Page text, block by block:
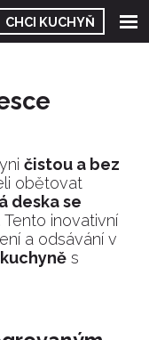
CHCI KUCHYŇ
čistou a bez
obětovat
deska se
Tento inovativní
a odsávání v
s